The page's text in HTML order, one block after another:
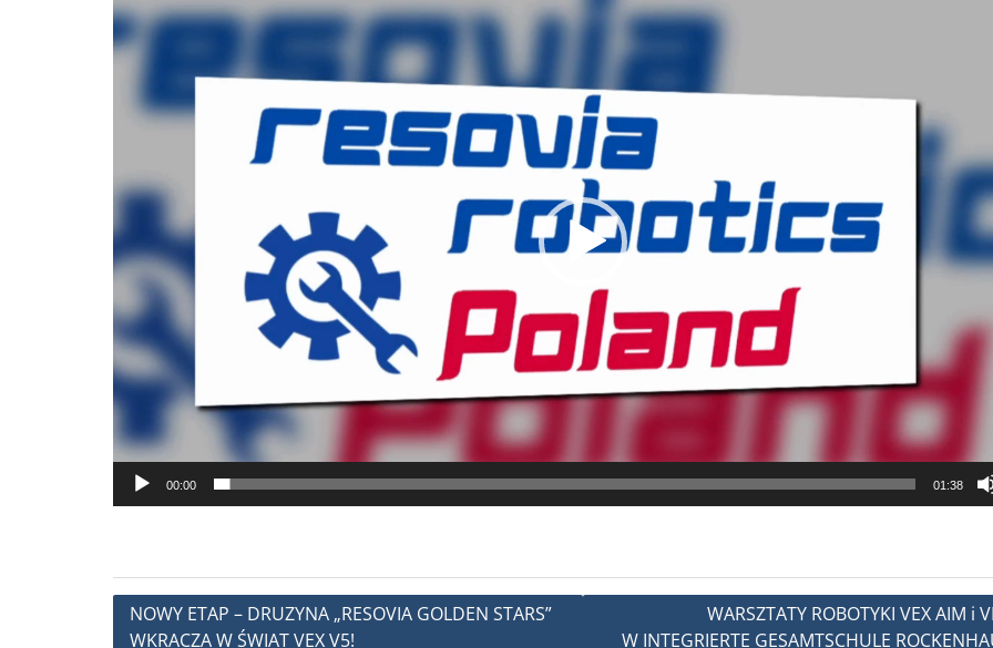
video
00:00 01:38
Nawigacja
wpisu
NOWY ETAP – DRUZYNA „RESOVIA GOLDEN STARS”
WKRACZA W ŚWIAT VEX V5!
WARSZTATY ROBOTYKI VEX AIM i
W INTEGRIERTE GESAMTSCHULE